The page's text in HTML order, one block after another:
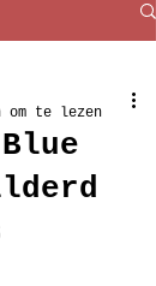
om te lezen